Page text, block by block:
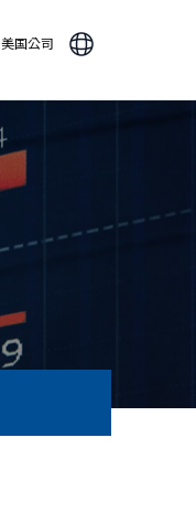
美国公司